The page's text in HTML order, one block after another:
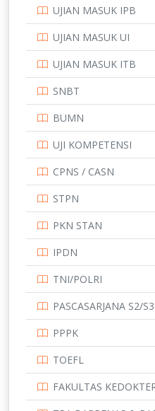
SMK
SMP
STIP
UNIVERSITAS
UNIVERSITAS
UJIAN MASUK IPB
UJIAN MASUK UI
UJIAN MASUK ITB
SNBT
BUMN
UJI KOMPETENSI
CPNS / CASN
STPN
PKN STAN
IPDN
TNI/POLRI
PASCASARJANA S2/S3
PPPK
TOEFL
FAKULTAS